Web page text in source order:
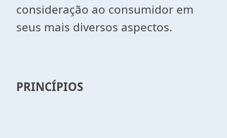
consideração ao consumidor em
seus mais diversos aspectos.
PRINCÍPIOS